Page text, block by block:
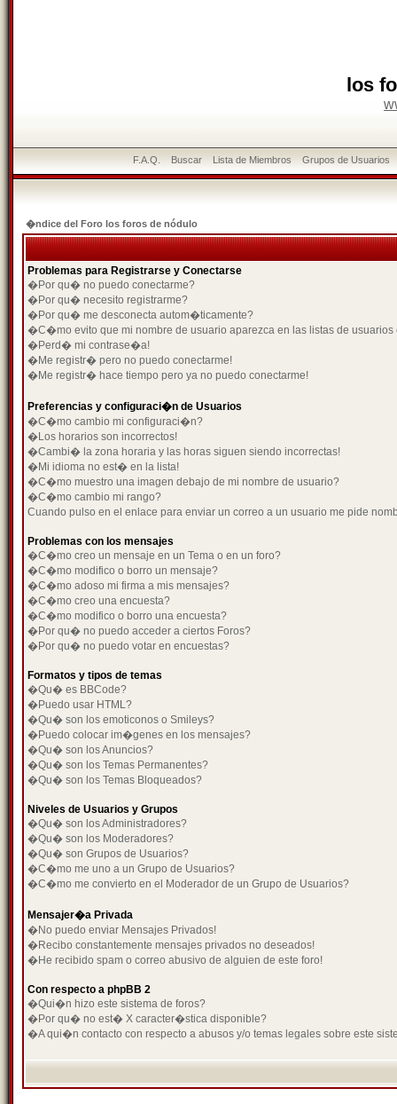
los
F.A.Q. Buscar Lista de Miembros Grupos de Usuarios
�ndice del Foro los foros de nódulo
Problemas para Registrarse y Conectarse
�Por qu� no puedo conectarme?
�Por qu� necesito registrarme?
�Por qu� me desconecta autom�ticamente?
�C�mo evito que mi nombre de usuario aparezca en las listas de usuarios
�Perd� mi contrase�a!
�Me registr� pero no puedo conectarme!
�Me registr� hace tiempo pero ya no puedo conectarme!
Preferencias y configuraci�n de Usuarios
�C�mo cambio mi configuraci�n?
�Los horarios son incorrectos!
�Cambi� la zona horaria y las horas siguen siendo incorrectas!
�Mi idioma no est� en la lista!
�C�mo muestro una imagen debajo de mi nombre de usuario?
�C�mo cambio mi rango?
Cuando pulso en el enlace para enviar un correo a un usuario me pide
Problemas con los mensajes
�C�mo creo un mensaje en un Tema o en un foro?
�C�mo modifico o borro un mensaje?
�C�mo adoso mi firma a mis mensajes?
�C�mo creo una encuesta?
�C�mo modifico o borro una encuesta?
�Por qu� no puedo acceder a ciertos Foros?
�Por qu� no puedo votar en encuestas?
Formatos y tipos de temas
�Qu� es BBCode?
�Puedo usar HTML?
�Qu� son los emoticonos o Smileys?
�Puedo colocar im�genes en los mensajes?
�Qu� son los Anuncios?
�Qu� son los Temas Permanentes?
�Qu� son los Temas Bloqueados?
Niveles de Usuarios y Grupos
�Qu� son los Administradores?
�Qu� son los Moderadores?
�Qu� son Grupos de Usuarios?
�C�mo me uno a un Grupo de Usuarios?
�C�mo me convierto en el Moderador de un Grupo de Usuarios?
Mensajer�a Privada
�No puedo enviar Mensajes Privados!
�Recibo constantemente mensajes privados no deseados!
�He recibido spam o correo abusivo de alguien de este foro!
Con respecto a phpBB 2
�Qui�n hizo este sistema de foros?
�Por qu� no est� X caracter�stica disponible?
�A qui�n contacto con respecto a abusos y/o temas legales sobre este